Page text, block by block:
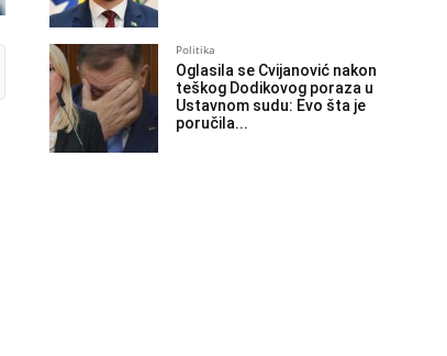
Politika
Oglasila se Cvijanović nakon
teškog Dodikovog poraza u
Ustavnom sudu: Evo šta je
poručila...